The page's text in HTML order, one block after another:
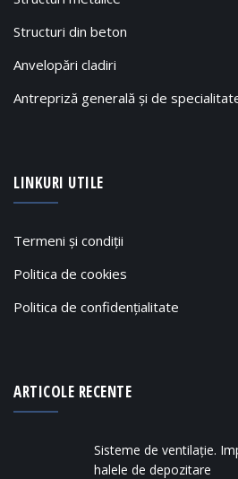
Structuri din beton
Anvelopări cladiri
Antrepriză generală și de
LINKURI UTILE
Termeni și condiții
Politica de cookies
Politica de confidențialitate
ARTICOLE RECENTE
Sisteme de ventilație.
halele de depozitare